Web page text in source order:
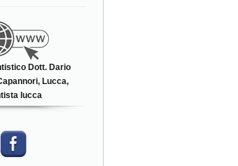
Dott. Dario
Lucca,
lucca